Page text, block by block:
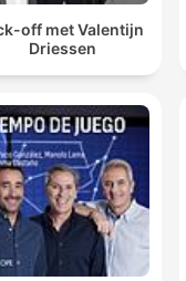
off met Valentijn
Driessen